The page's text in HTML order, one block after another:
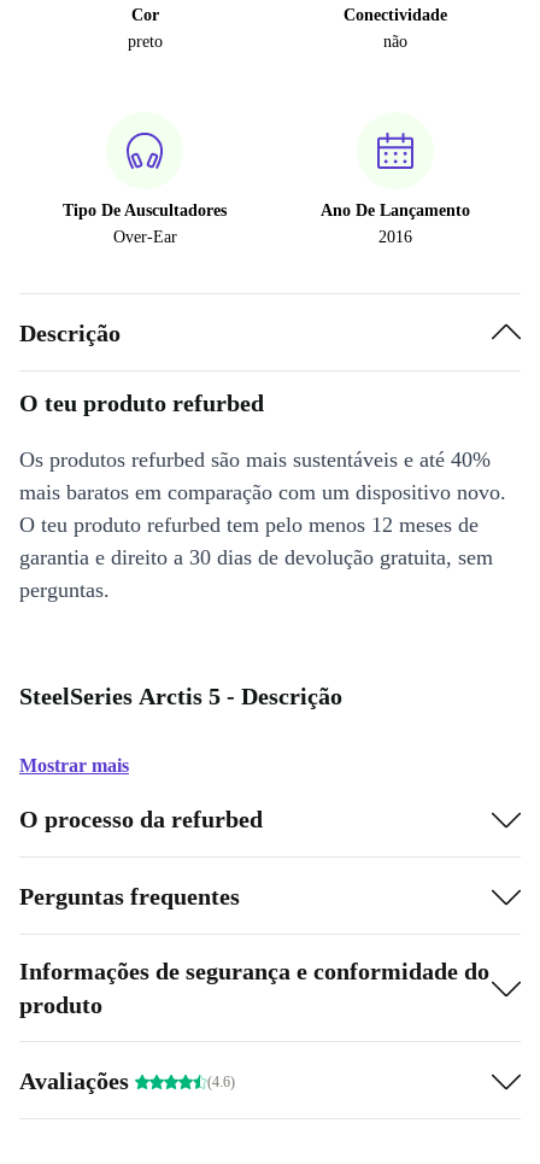
Cor
preto
Conectividade
não
Tipo De Auscultadores
Over-Ear
Ano De Lançamento
2016
Descrição
O teu produto refurbed
Os produtos refurbed são mais sustentáveis e até 40%
mais baratos em comparação com um dispositivo novo.
O teu produto refurbed tem pelo menos 12 meses de
garantia e direito a 30 dias de devolução gratuita, sem
perguntas.
SteelSeries Arctis 5 - Descrição
Mostrar mais
O processo da refurbed
Perguntas frequentes
Informações de segurança e conformidade do
produto
Avaliações (4.6)